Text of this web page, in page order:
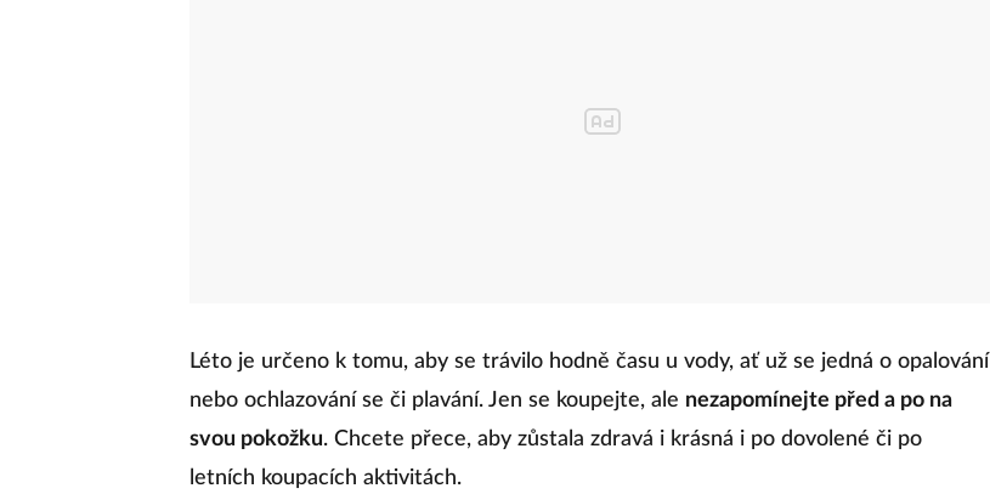
Léto je určeno k tomu, aby se trávilo hodně času u vody, ať už se jedná o opalování
nebo ochlazování se či plavání. Jen se koupejte, ale nezapomínejte před a po na
svou pokožku. Chcete přece, aby zůstala zdravá i krásná i po dovolené či po
letních koupacích aktivitách.